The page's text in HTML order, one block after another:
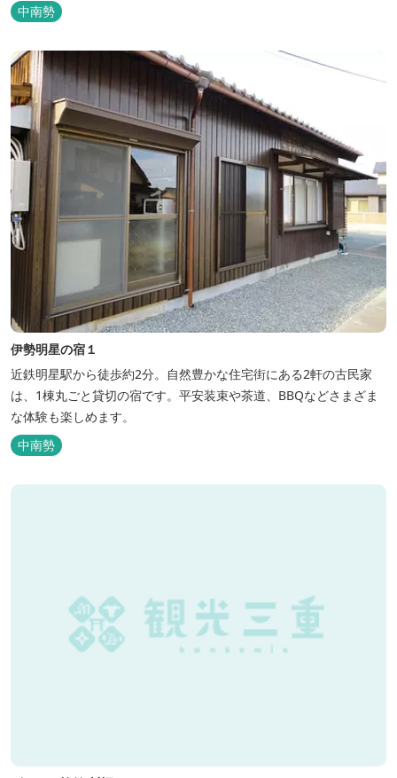
中南勢
伊勢明星の宿１
近鉄明星駅から徒歩約2分。自然豊かな住宅街にある2軒の古民家
は、1棟丸ごと貸切の宿です。平安装束や茶道、BBQなどさまざま
な体験も楽しめます。
中南勢